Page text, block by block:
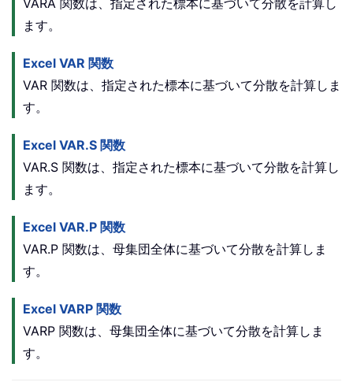
VARA 関数は、指定された標本に基づいて分散を計算し
ます。
Excel VAR 関数
VAR 関数は、指定された標本に基づいて分散を計算しま
す。
Excel VAR.S 関数
VAR.S 関数は、指定された標本に基づいて分散を計算し
ます。
Excel VAR.P 関数
VAR.P 関数は、母集団全体に基づいて分散を計算しま
す。
Excel VARP 関数
VARP 関数は、母集団全体に基づいて分散を計算しま
す。